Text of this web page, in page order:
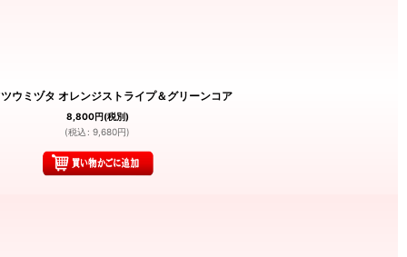
ウミヅタ オレンジストライプ＆グリーンコア
8,800円(税別)
(税込 : 9,680円)